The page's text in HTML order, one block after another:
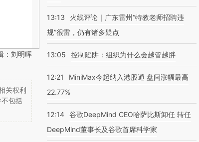
：刘明晖
关权利
不包括
13:13
火线评论｜广东雷州“特教老师招聘违
规”很雷，仍有诸多疑点
13:05 控制陷阱：组织为什么会越管越胖
12:21
MiniMax今起纳入港股通 盘间涨幅最高
22.77%
12:14 谷歌DeepMind CEO哈萨比斯卸任 转任
DeepMind董事长及谷歌首席科学家